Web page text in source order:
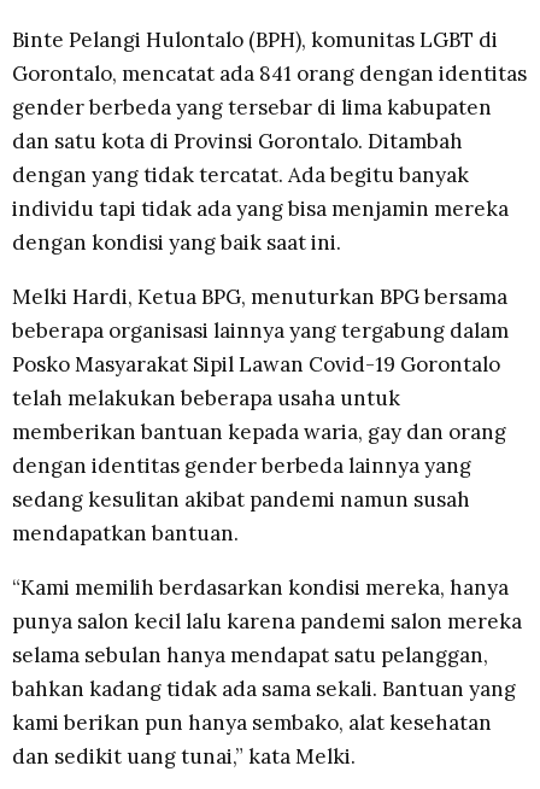
Binte Pelangi Hulontalo (BPH), komunitas LGBT di
Gorontalo, mencatat ada 841 orang dengan identitas
gender berbeda yang tersebar di lima kabupaten
dan satu kota di Provinsi Gorontalo. Ditambah
dengan yang tidak tercatat. Ada begitu banyak
individu tapi tidak ada yang bisa menjamin mereka
dengan kondisi yang baik saat ini.
Melki Hardi, Ketua BPG, menuturkan BPG bersama
beberapa organisasi lainnya yang tergabung dalam
Posko Masyarakat Sipil Lawan Covid-19 Gorontalo
telah melakukan beberapa usaha untuk
memberikan bantuan kepada waria, gay dan orang
dengan identitas gender berbeda lainnya yang
sedang kesulitan akibat pandemi namun susah
mendapatkan bantuan.
“Kami memilih berdasarkan kondisi mereka, hanya
punya salon kecil lalu karena pandemi salon mereka
selama sebulan hanya mendapat satu pelanggan,
bahkan kadang tidak ada sama sekali. Bantuan yang
kami berikan pun hanya sembako, alat kesehatan
dan sedikit uang tunai,” kata Melki.